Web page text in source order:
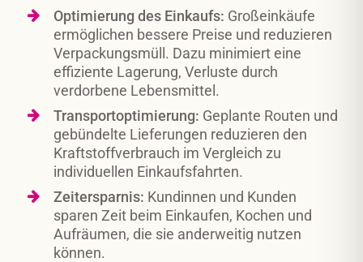
Optimierung des Einkaufs: Großeinkäufe
ermöglichen bessere Preise und reduzieren
Verpackungsmüll. Dazu minimiert eine
effiziente Lagerung, Verluste durch
verdorbene Lebensmittel.
Transportoptimierung: Geplante Routen und
gebündelte Lieferungen reduzieren den
Kraftstoffverbrauch im Vergleich zu
individuellen Einkaufsfahrten.
Zeitersparnis: Kundinnen und Kunden
sparen Zeit beim Einkaufen, Kochen und
Aufräumen, die sie anderweitig nutzen
können.